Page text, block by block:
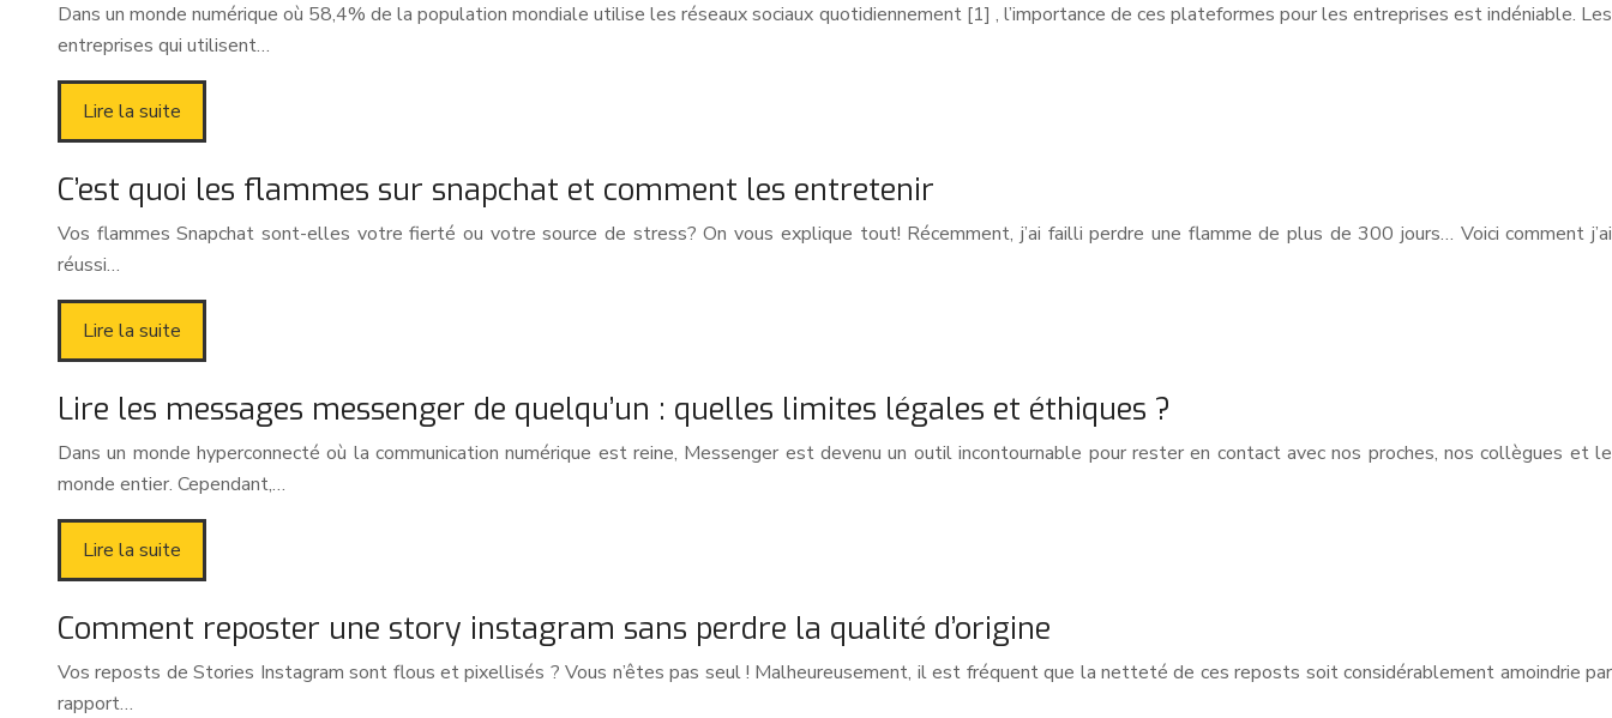
Dans un monde numérique où 58,4% de la population mondiale utilise les réseaux sociaux quotidiennement [1] , l’importance de ces plateformes pour les entreprises est indéniable. Les
entreprises qui utilisent…
Lire la suite
C’est quoi les flammes sur snapchat et comment les entretenir
Vos flammes Snapchat sont-elles votre fierté ou votre source de stress? On vous explique tout! Récemment, j’ai failli perdre une flamme de plus de 300 jours… Voici comment j’ai
réussi…
Lire la suite
Lire les messages messenger de quelqu’un : quelles limites légales et éthiques ?
Dans un monde hyperconnecté où la communication numérique est reine, Messenger est devenu un outil incontournable pour rester en contact avec nos proches, nos collègues et le
monde entier. Cependant,…
Lire la suite
Comment reposter une story instagram sans perdre la qualité d’origine
Vos reposts de Stories Instagram sont flous et pixellisés ? Vous n’êtes pas seul ! Malheureusement, il est fréquent que la netteté de ces reposts soit considérablement amoindrie par
rapport…